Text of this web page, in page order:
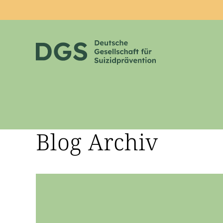
Zum Hauptinhalt springen
Blog Archiv